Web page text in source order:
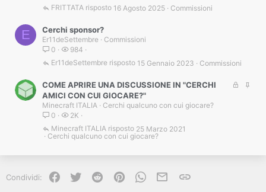
Commissioni
16 Agosto 2025
FRITTATA
E Cerchi sponsor?
Er11deSettembre
Commissioni
0
984
Commissioni
15 Gennaio 2023
Er11deSettembre
COME APRIRE UNA DISCUSSIONE IN "CERCHI
AMICI CON CUI GIOCARE?"
Minecraft ITALIA
Cerchi qualcuno con cui giocare?
0
2K
Cerchi qualcuno con cui giocare?
25 Marzo 2021
Minecraft ITALIA
Condividi: Facebook
Twitter Reddit PinterestWhatsApp
e-mailLink